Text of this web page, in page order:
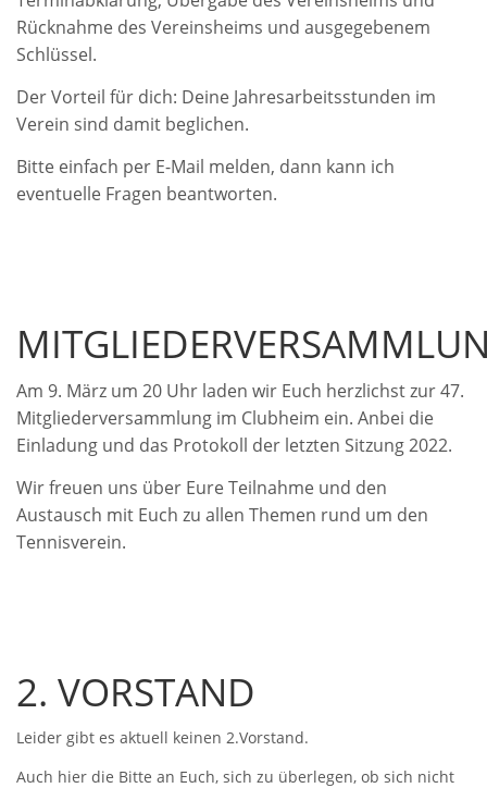
Rücknahme des Vereinsheims und ausgegebenem
Schlüssel.
Der Vorteil für dich: Deine Jahresarbeitsstunden im
Verein sind damit beglichen.
Bitte einfach per E-Mail melden, dann kann ich
eventuelle Fragen beantworten.
Am 9. März um 20 Uhr laden wir Euch herzlichst zur 47.
Mitgliederversammlung im Clubheim ein. Anbei die
Einladung und das Protokoll der letzten Sitzung 2022.
Wir freuen uns über Eure Teilnahme und den
Austausch mit Euch zu allen Themen rund um den
Tennisverein.
2. VORSTAND
Leider gibt es aktuell keinen 2.Vorstand.
Auch hier die Bitte an Euch, sich zu überlegen, ob sich nicht